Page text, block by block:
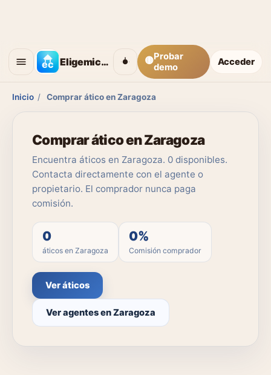
Eligemicasa 🟡Probar
demo
Acceder
Inicio / Comprar ático en Zaragoza
Comprar ático en Zaragoza
Encuentra áticos en Zaragoza. 0 disponibles.
Contacta directamente con el agente o
propietario. El comprador nunca paga
comisión.
0
áticos en Zaragoza
0%
Comisión comprador
Ver áticos
Ver agentes en Zaragoza